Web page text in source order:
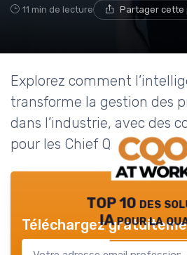
11 min de lecture Partager cette
Explorez comment
transforme la gestion des
dans l’industrie, avec des
pour les Chief Quality
TOP 10 des
IA pour la
Téléchargez